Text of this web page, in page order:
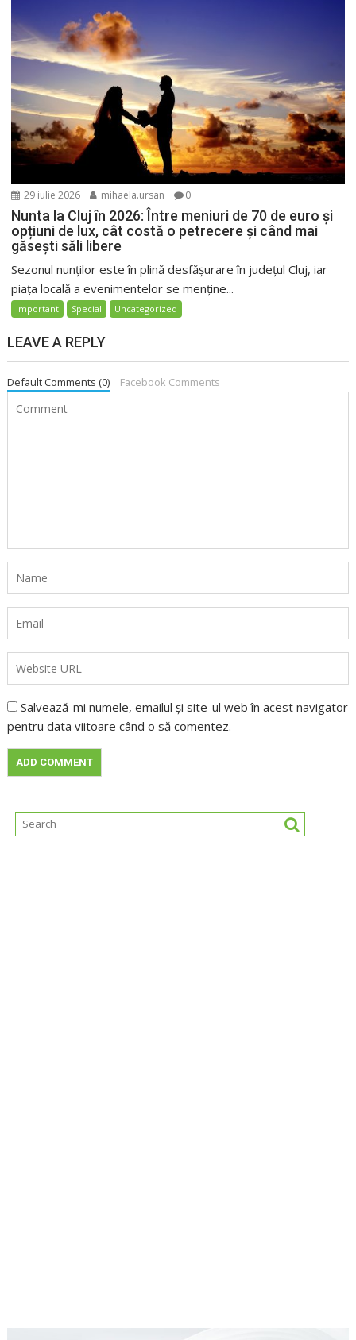
29 iulie 2026 mihaela.ursan 0
Nunta la Cluj în 2026: Între meniuri de 70 de euro și
opțiuni de lux, cât costă o petrecere și când mai
găsești săli libere
Sezonul nunților este în plină desfășurare în județul Cluj, iar
piața locală a evenimentelor se menține...
Important Special Uncategorized
LEAVE A REPLY
Default Comments (0) Facebook Comments
Salvează-mi numele, emailul și site-ul web în acest navigator
pentru data viitoare când o să comentez.